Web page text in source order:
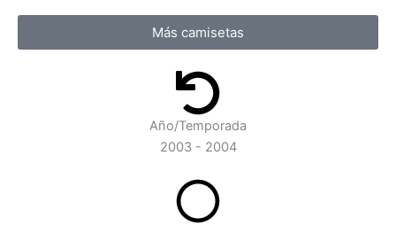
Más camisetas
Año/Temporada
2003 - 2004